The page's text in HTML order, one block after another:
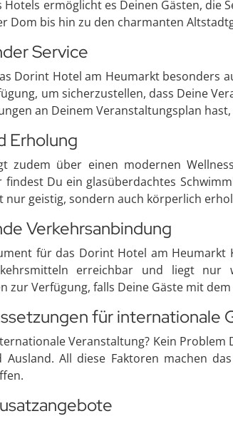
Hotels ermöglicht es Deinen Gästen,
Dom bis hin zu den charmanten
Service
Dorint Hotel am Heumarkt besonders
um sicherzustellen, dass Deine
an Deinem Veranstaltungsplan
Erholung
zudem über einen modernen
findest Du ein glasüberdachtes
nur geistig, sondern auch körperlich
Verkehrsanbindung
für das Dorint Hotel am
erreichbar und liegt nur
zur Verfügung, falls Deine Gäste mit
für internationale
Veranstaltung? Kein
All diese Faktoren machen